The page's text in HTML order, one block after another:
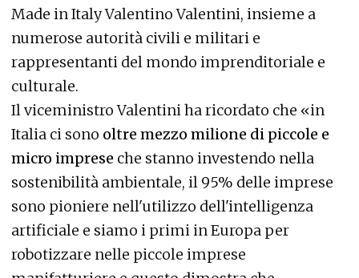
Made in Italy Valentino Valentini, insieme a
numerose autorità civili e militari e
rappresentanti del mondo imprenditoriale e
culturale.
Il viceministro Valentini ha ricordato che «in
Italia ci sono oltre mezzo milione di piccole e
micro imprese che stanno investendo nella
sostenibilità ambientale, il 95% delle imprese
sono pioniere nell'utilizzo dell'intelligenza
artificiale e siamo i primi in Europa per
robotizzare nelle piccole imprese